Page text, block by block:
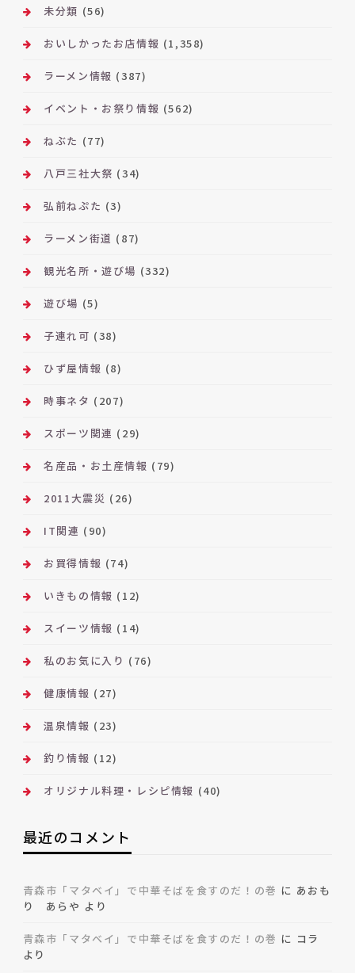
未分類 (56)
おいしかったお店情報 (1,358)
ラーメン情報 (387)
イベント・お祭り情報 (562)
ねぶた (77)
八戸三社大祭 (34)
弘前ねぷた (3)
ラーメン街道 (87)
観光名所・遊び場 (332)
遊び場 (5)
子連れ可 (38)
ひず屋情報 (8)
時事ネタ (207)
スポーツ関連 (29)
名産品・お土産情報 (79)
2011大震災 (26)
IT関連 (90)
お買得情報 (74)
いきもの情報 (12)
スイーツ情報 (14)
私のお気に入り (76)
健康情報 (27)
温泉情報 (23)
釣り情報 (12)
オリジナル料理・レシピ情報 (40)
最近のコメント
青森市「マタベイ」で中華そばを食すのだ！の巻 に あおも
り あらや より
青森市「マタベイ」で中華そばを食すのだ！の巻 に コラ
より